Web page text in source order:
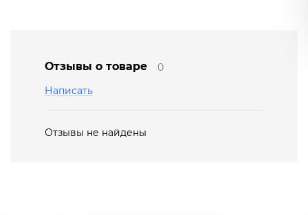
Отзывы о товаре
0
Написать
Отзывы не найдены